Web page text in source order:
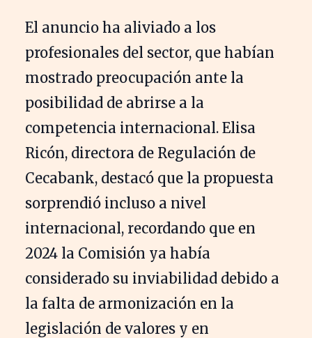
El anuncio ha aliviado a los
profesionales del sector, que habían
mostrado preocupación ante la
posibilidad de abrirse a la
competencia internacional. Elisa
Ricón, directora de Regulación de
Cecabank, destacó que la propuesta
sorprendió incluso a nivel
internacional, recordando que en
2024 la Comisión ya había
considerado su inviabilidad debido a
la falta de armonización en la
legislación de valores y en